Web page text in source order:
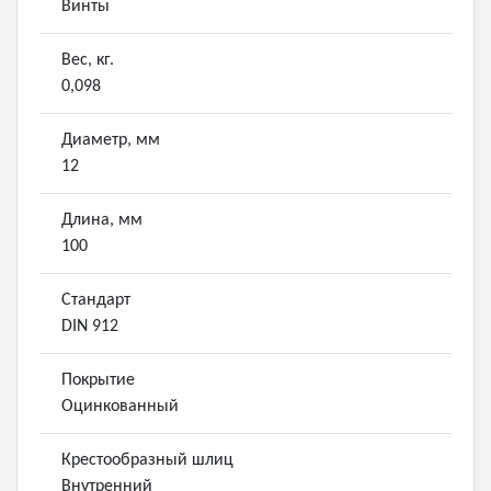
Винты
Вес, кг.
0,098
Диаметр, мм
12
Длина, мм
100
Стандарт
DIN 912
Покрытие
Оцинкованный
Крестообразный шлиц
Внутренний